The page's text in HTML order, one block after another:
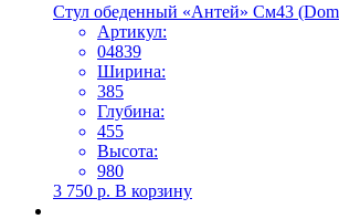
Стул обеденный «Антей» См43
Артикул:
04839
Ширина:
385
Глубина:
455
Высота:
980
3 750 р. В корзину